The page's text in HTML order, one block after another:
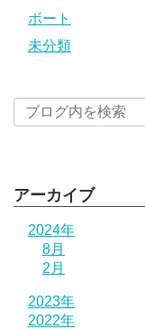
ボート
未分類
アーカイブ
2024年
8月
2月
2023年
2022年